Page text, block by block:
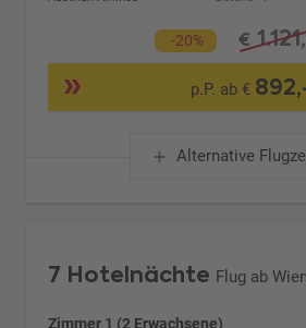
-20% €
p.P. ab €
Alternative
7 Hotelnächte Flug ab
Zimmer 1 (2 Erwachsene)